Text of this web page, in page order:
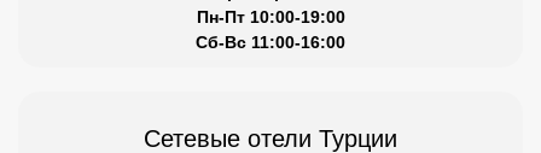
Пн-Пт 10:00-19:00
Сб-Вс 11:00-16:00
Сетевые отели Турции